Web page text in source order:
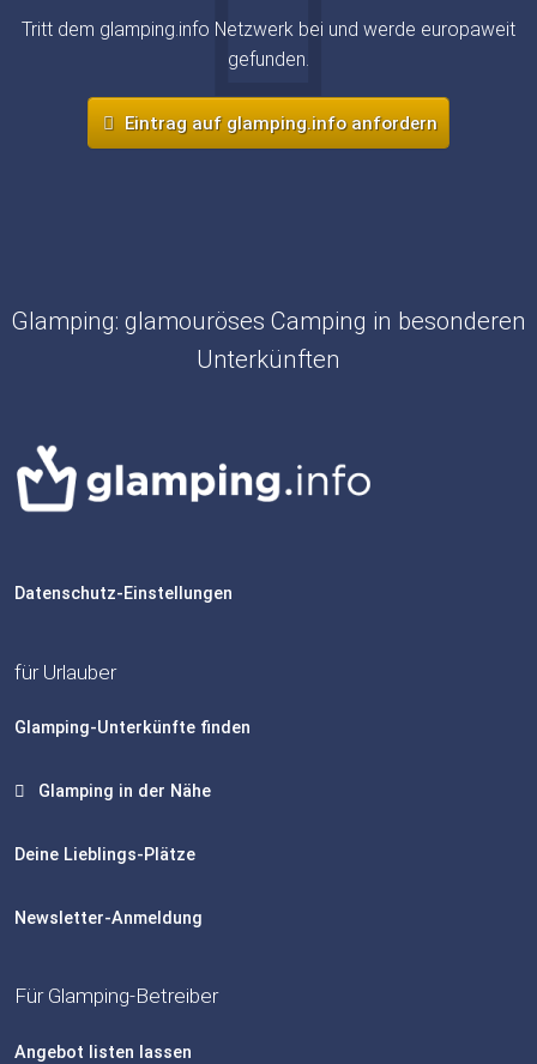
Tritt dem glamping.info Netzwerk bei und werde europaweit
gefunden.
Eintrag auf glamping.info anfordern
Glamping: glamouröses Camping in besonderen
Unterkünften
Datenschutz-Einstellungen
für Urlauber
Glamping-Unterkünfte finden
Glamping in der Nähe
Deine Lieblings-Plätze
Newsletter-Anmeldung
Für Glamping-Betreiber
Angebot listen lassen